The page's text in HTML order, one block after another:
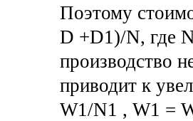
Поэтому
D +D1)/N, где
производство
приводит к
W1/N1 , W1 =